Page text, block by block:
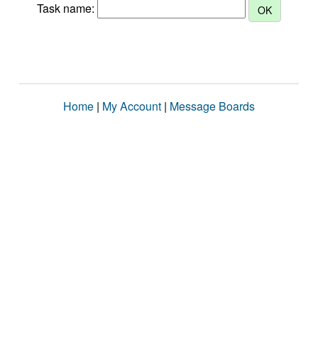
Task name:
Home | My Account | Message Boards